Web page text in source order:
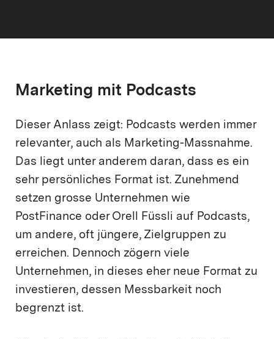
Marketing mit Podcasts
Dieser Anlass zeigt: Podcasts werden immer
relevanter, auch als Marketing-Massnahme.
Das liegt unter anderem daran, dass es ein
sehr persönliches Format ist. Zunehmend
setzen grosse Unternehmen wie
PostFinance oder Orell Füssli auf Podcasts,
um andere, oft jüngere, Zielgruppen zu
erreichen. Dennoch zögern viele
Unternehmen, in dieses eher neue Format zu
investieren, dessen Messbarkeit noch
begrenzt ist.